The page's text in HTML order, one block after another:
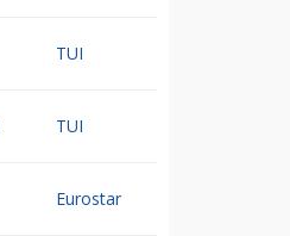
TUI
TUI
Eurostar